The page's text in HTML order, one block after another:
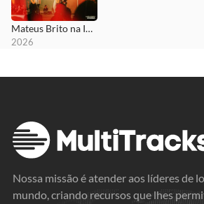
Mateus Brito na Igreja
2026
Nossa missão é atender aos líderes de
mundo, criando recursos que lhes